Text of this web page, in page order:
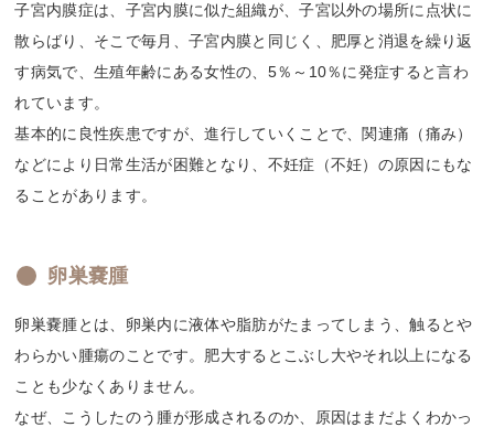
子宮内膜症は、子宮内膜に似た組織が、子宮以外の場所に点状に
散らばり、そこで毎月、子宮内膜と同じく、肥厚と消退を繰り返
す病気で、生殖年齢にある女性の、5％～10％に発症すると言わ
れています。
基本的に良性疾患ですが、進行していくことで、関連痛（痛み）
などにより日常生活が困難となり、不妊症（不妊）の原因にもな
ることがあります。
卵巣嚢腫
卵巣嚢腫とは、卵巣内に液体や脂肪がたまってしまう、触るとや
わらかい腫瘍のことです。肥大するとこぶし大やそれ以上になる
ことも少なくありません。
なぜ、こうしたのう腫が形成されるのか、原因はまだよくわかっ